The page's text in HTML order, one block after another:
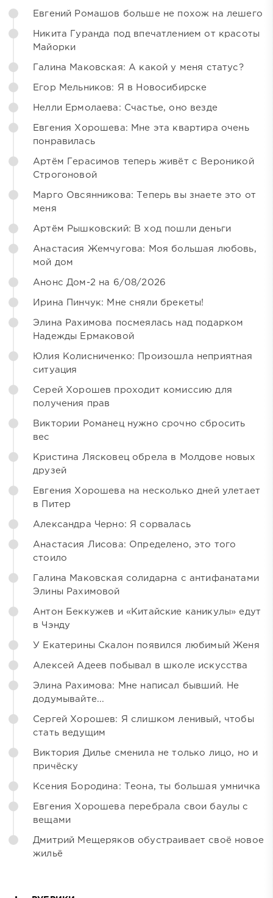
Евгений Ромашов больше не похож на лешего
Никита Гуранда под впечатлением от красоты
Майорки
Галина Маковская: А какой у меня статус?
Егор Мельников: Я в Новосибирске
Нелли Ермолаева: Счастье, оно везде
Евгения Хорошева: Мне эта квартира очень
понравилась
Артём Герасимов теперь живёт с Вероникой
Строгоновой
Марго Овсянникова: Теперь вы знаете это от
меня
Артём Рышковский: В ход пошли деньги
Анастасия Жемчугова: Моя большая любовь,
мой дом
Анонс Дом-2 на 6/08/2026
Ирина Пинчук: Мне сняли брекеты!
Элина Рахимова посмеялась над подарком
Надежды Ермаковой
Юлия Колисниченко: Произошла неприятная
ситуация
Серей Хорошев проходит комиссию для
получения прав
Виктории Романец нужно срочно сбросить
вес
Кристина Лясковец обрела в Молдове новых
друзей
Евгения Хорошева на несколько дней улетает
в Питер
Александра Черно: Я сорвалась
Анастасия Лисова: Определено, это того
стоило
Галина Маковская солидарна с антифанатами
Элины Рахимовой
Антон Беккужев и «Китайские каникулы» едут
в Чэнду
У Екатерины Скалон появился любимый Женя
Алексей Адеев побывал в школе искусства
Элина Рахимова: Мне написал бывший. Не
додумывайте...
Сергей Хорошев: Я слишком ленивый, чтобы
стать ведущим
Виктория Дилье сменила не только лицо, но и
причёску
Ксения Бородина: Теона, ты большая умничка
Евгения Хорошева перебрала свои баулы с
вещами
Дмитрий Мещеряков обустраивает своё новое
жильё